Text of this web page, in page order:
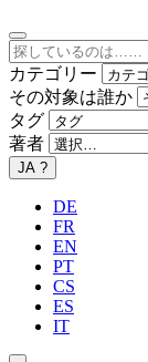
カテゴリー
その対象は誰か
タグ
著者
JA ?
DE
FR
EN
PT
CS
ES
IT